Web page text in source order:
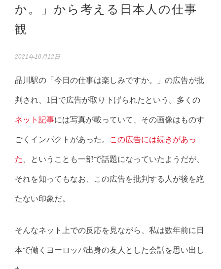
か。」から考える日本人の仕事
観
2021年10月12日
品川駅の「今日の仕事は楽しみですか。」の広告が批
判され、1日で広告が取り下げられたという。多くの
ネット記事には写真が載っていて、その画像はものす
ごくインパクトがあった。 この広告には続きがあっ
た 、ということも一部で話題になっていたようだが、
それを知ってもなお、この広告を批判する人が後を絶
たない印象だ。
そんなネット上での反応を見ながら、私は数年前に日
本で働くヨーロッパ出身の友人とした会話を思い出し